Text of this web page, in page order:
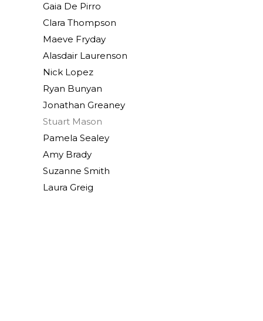
Gaia De Pirro
Clara Thompson
Maeve Fryday
Alasdair Laurenson
Nick Lopez
Ryan Bunyan
Jonathan Greaney
Stuart Mason
Pamela Sealey
Amy Brady
Suzanne Smith
Laura Greig